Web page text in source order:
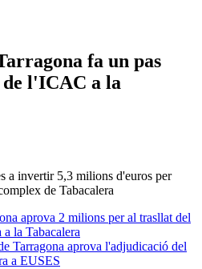
fa un pas
l'ICAC a la
a invertir 5,3 milions d'euros per
de Tabacalera
aprova 2 milions per al trasllat del
la Tabacalera
Tarragona aprova l'adjudicació del
a EUSES